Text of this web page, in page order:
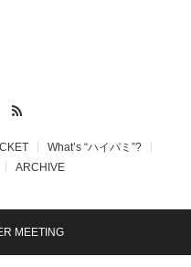
What’s “ハイパミ”?
ARCHIVE
MEETING